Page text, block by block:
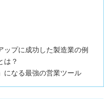
ップに成功した製造業の例
は？
になる最強の営業ツール